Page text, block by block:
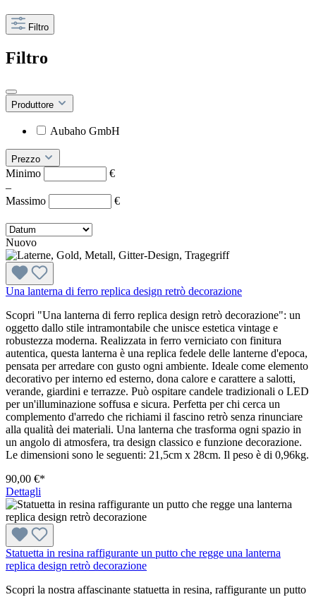
Filtro
Filtro
Produttore
Aubaho GmbH
Prezzo
Minimo
€
–
Massimo
€
Nuovo
Una lanterna di ferro replica design retrò decorazione
Scopri "Una lanterna di ferro replica design retrò decorazione": un
oggetto dallo stile intramontabile che unisce estetica vintage e
robustezza moderna. Realizzata in ferro verniciato con finitura
autentica, questa lanterna è una replica fedele delle lanterne d'epoca,
pensata per arredare con gusto ogni ambiente. Ideale come elemento
decorativo per interno ed esterno, dona calore e carattere a salotti,
verande, giardini e terrazze. Può ospitare candele tradizionali o LED
per un'illuminazione soffusa e sicura. Perfetta per chi cerca un
complemento d'arredo che richiami il fascino retrò senza rinunciare
alla qualità dei materiali. Una lanterna che trasforma ogni spazio in
un angolo di atmosfera, tra design classico e funzione decorazione.
Le dimensioni sono le seguenti: 21,5cm x 28cm. Il peso è di 0,96kg.
90,00 €*
Dettagli
Statuetta in resina raffigurante un putto che regge una lanterna
replica design retrò decorazione
Scopri la nostra affascinante statuetta in resina, raffigurante un putto